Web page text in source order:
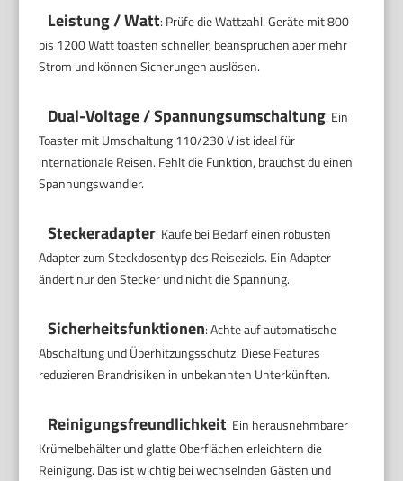
Leistung / Watt: Prüfe die Wattzahl. Geräte mit 800
bis 1200 Watt toasten schneller, beanspruchen aber mehr
Strom und können Sicherungen auslösen.
Dual-Voltage / Spannungsumschaltung: Ein
Toaster mit Umschaltung 110/230 V ist ideal für
internationale Reisen. Fehlt die Funktion, brauchst du einen
Spannungswandler.
Steckeradapter: Kaufe bei Bedarf einen robusten
Adapter zum Steckdosentyp des Reiseziels. Ein Adapter
ändert nur den Stecker und nicht die Spannung.
Sicherheitsfunktionen: Achte auf automatische
Abschaltung und Überhitzungsschutz. Diese Features
reduzieren Brandrisiken in unbekannten Unterkünften.
Reinigungsfreundlichkeit: Ein herausnehmbarer
Krümelbehälter und glatte Oberflächen erleichtern die
Reinigung. Das ist wichtig bei wechselnden Gästen und